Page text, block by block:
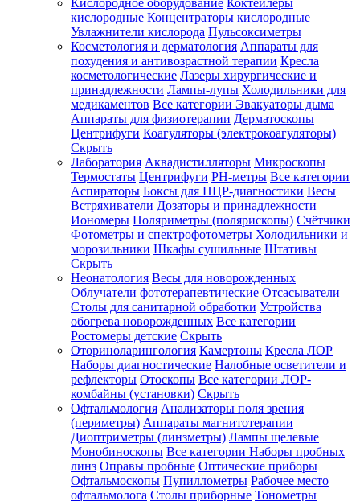
Кислородное оборудование Коктейлеры
кислородные Концентраторы кислородные
Увлажнители кислорода Пульсоксиметры
Косметология и дерматология Аппараты для
похудения и антивозрастной терапии Кресла
косметологические Лазеры хирургические и
принадлежности Лампы-лупы Холодильники для
медикаментов Все категории Эвакуаторы дыма
Аппараты для физиотерапии Дерматоскопы
Центрифуги Коагуляторы (электрокоагуляторы)
Скрыть
Лаборатория Аквадистилляторы Микроскопы
Термостаты Центрифуги PH-метры Все категории
Аспираторы Боксы для ПЦР-диагностики Весы
Встряхиватели Дозаторы и принадлежности
Иономеры Поляриметры (полярископы) Счётчики
Фотометры и спектрофотометры Холодильники и
морозильники Шкафы сушильные Штативы
Скрыть
Неонатология Весы для новорожденных
Облучатели фототерапевтические Отсасыватели
Столы для санитарной обработки Устройства
обогрева новорожденных Все категории
Ростомеры детские Скрыть
Оториноларингология Камертоны Кресла ЛОР
Наборы диагностические Налобные осветители и
рефлекторы Отоскопы Все категории ЛОР-
комбайны (установки) Скрыть
Офтальмология Анализаторы поля зрения
(периметры) Аппараты магнитотерапии
Диоптриметры (линзметры) Лампы щелевые
Монобиноскопы Все категории Наборы пробных
линз Оправы пробные Оптические приборы
Офтальмоскопы Пупиллометры Рабочее место
офтальмолога Столы приборные Тонометры